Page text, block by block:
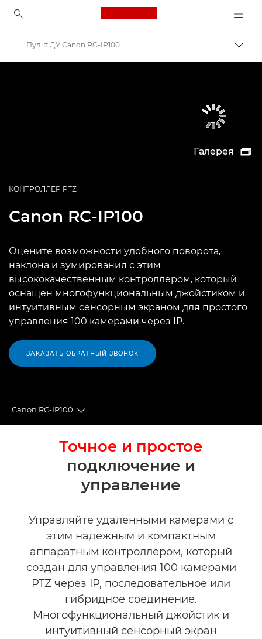
Canon Logo, back to
Пульт ДУ Canon RC-IP100
Галерея 
КОНТРОЛЛЕР PTZ
Canon RC-IP100
Оцените возможности удобного поворота,
наклона и зумирования с этим
высококачественным контроллером, который
оснащен многофункциональным джойстиком и
интуитивным сенсорным экраном для простого
управления 100 камерами через IP.
ЗАКАЗАТЬ ОБРАТНЫЙ ЗВОНОК
Canon RC-IP100
Toggle breadcrumbs
Технические характеристики
Точное и простое
подключение и
управление
Управляйте удаленными камерами с
этим надежным и компактным
аппаратным контроллером, который
создан для управления 100 камерами
PTZ через IP, последовательное или
гибридное соединение.
Многофункциональный джойстик и
интуитивный сенсорный экран